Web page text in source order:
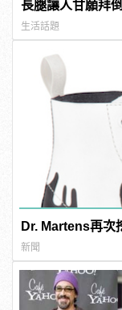
長腿讓人甘願拜
生活話題
Dr. Martens再次
新聞